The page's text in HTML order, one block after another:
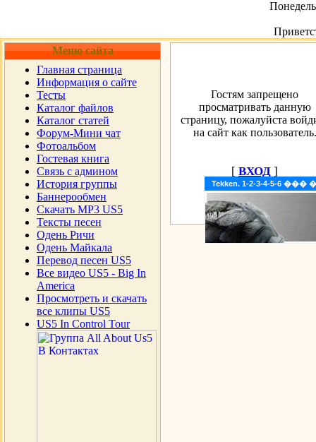
Меню сайта
Главная страница
Информация о сайте
Тесты
Каталог файлов
Каталог статей
Форум-Мини чат
Фотоальбом
Гостевая книга
Cвязь с админом
История группы
Баннерообмен
Скачать MP3 US5
Тексты песен
Одень Ричи
Одень Майкала
Перевод песен US5
Все видео US5 - Big In
America
Просмотреть и скачать
все клипы US5
US5 In Control Tour
Tekken. 1-2-3-4-5-6
Гостям запрещено
просматривать данную
страницу, пожалуйста
на сайт как пользователь.
[ ВХОД ]